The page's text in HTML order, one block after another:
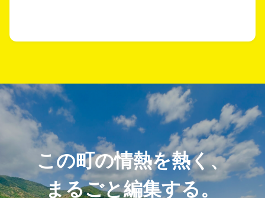
この町の情熱を熱く、
まるごと編集する。